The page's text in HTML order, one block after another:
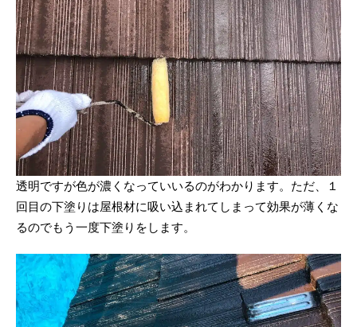
透明ですが色が濃くなっていいるのがわかります。ただ、１
回目の下塗りは屋根材に吸い込まれてしまって効果が薄くな
るのでもう一度下塗りをします。